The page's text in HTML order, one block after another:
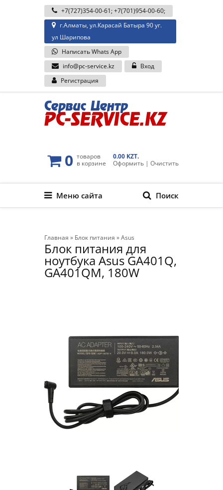
+7(727)354-00-61;+7(701)954-00-60;
г.Алматы, ул.Карасай Батыра 90 уг.
ул Шарипова
Написать Whats App
info@pc-service.kz
Вход
Регистрация
0 товаров
в корзине
0.00 KZT.
Оформить | Очистить
Меню сайта Поиск
Главная » Блок питания »Asus
Блок питания для
ноутбука Asus GA401Q,
GA401QM, 180W